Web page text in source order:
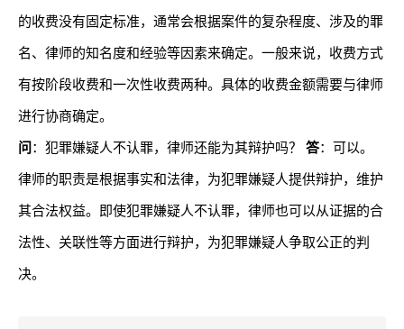
的收费没有固定标准，通常会根据案件的复杂程度、涉及的罪
名、律师的知名度和经验等因素来确定。一般来说，收费方式
有按阶段收费和一次性收费两种。具体的收费金额需要与律师
进行协商确定。
问：犯罪嫌疑人不认罪，律师还能为其辩护吗？ 答：可以。
律师的职责是根据事实和法律，为犯罪嫌疑人提供辩护，维护
其合法权益。即使犯罪嫌疑人不认罪，律师也可以从证据的合
法性、关联性等方面进行辩护，为犯罪嫌疑人争取公正的判
决。